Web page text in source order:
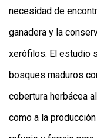
necesidad de
ganadera y la
xerófilos. El estudio
bosques maduros
cobertura herbácea
como a la